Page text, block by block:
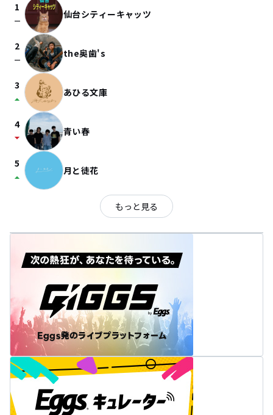
1
check_indeterminate_small 仙台シティーキャッツ
2
check_indeterminate_small the奥歯's
3
arrow_drop_up あひる文庫
4
arrow_drop_down 青い春
5
arrow_drop_up 月と徒花
もっと見る